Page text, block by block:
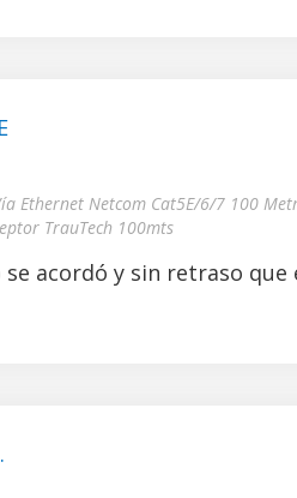
Ethernet Netcom Cat5E/6/7 100
TrauTech 100mts
acordó y sin retraso